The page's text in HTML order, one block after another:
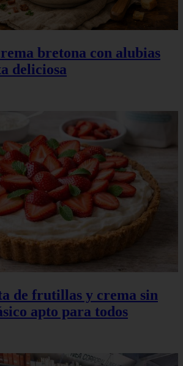
bretona con alubias
deliciosa
de frutillas y crema sin
apto para todos